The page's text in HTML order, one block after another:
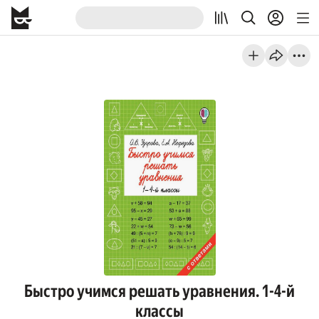
Быстро учимся решать уравнения. 1-4-й
классы